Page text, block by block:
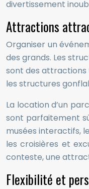
divertissement
Attractions
Organiser un
des grands. Les
sont des attractions
les structures
La location d’un
sont parfaitement
musées interactifs,
les croisières et
conteste, une
Flexibilité et